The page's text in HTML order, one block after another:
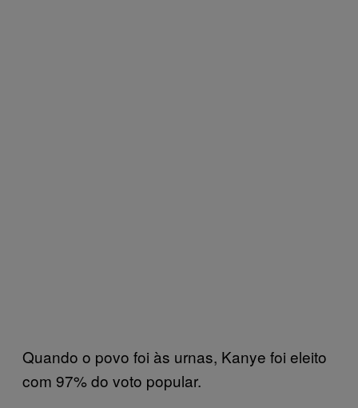
Quando o povo foi às urnas, Kanye foi eleito
com 97% do voto popular.